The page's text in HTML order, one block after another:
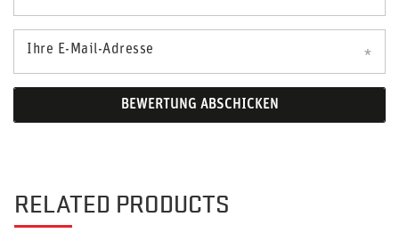
Ihre E-Mail-Adresse
BEWERTUNG ABSCHICKEN
RELATED PRODUCTS